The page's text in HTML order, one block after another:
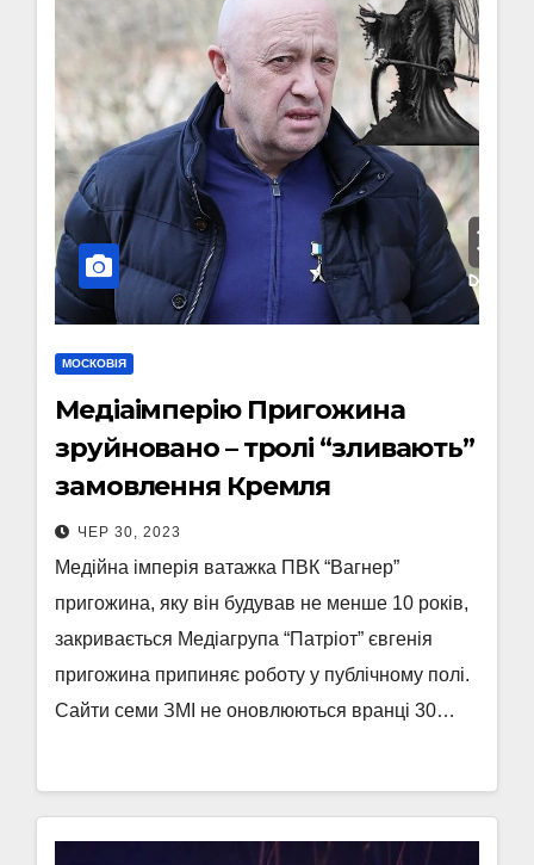
МОСКОВІЯ
Медіаімперію Пригожина
зруйновано – тролі “зливають”
замовлення Кремля
ЧЕР 30, 2023
Медійна імперія ватажка ПВК “Вагнер”
пригожина, яку він будував не менше 10 років,
закривається Медіагрупа “Патріот” євгенія
пригожина припиняє роботу у публічному полі.
Сайти семи ЗМІ не оновлюються вранці 30…